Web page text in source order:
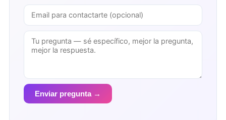
Enviar pregunta →